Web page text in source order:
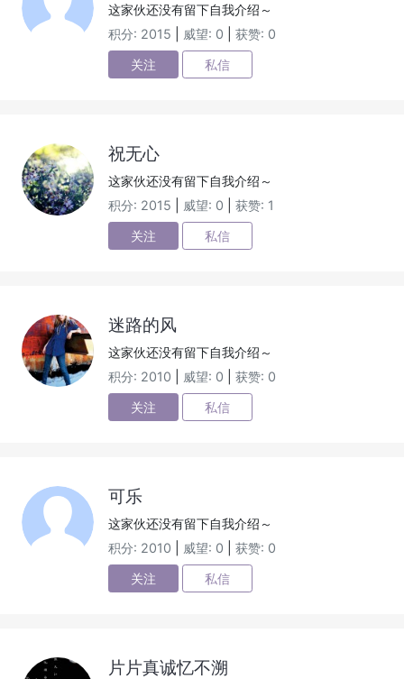
这家伙还没有留下自我介绍～
积分: 2015
威望: 0
获赞: 0
关注
私信
祝无心
这家伙还没有留下自我介绍～
积分: 2015
威望: 0
获赞: 1
关注
私信
迷路的风
这家伙还没有留下自我介绍～
积分: 2010
威望: 0
获赞: 0
关注
私信
可乐
这家伙还没有留下自我介绍～
积分: 2010
威望: 0
获赞: 0
关注
私信
片片真诚忆不溯